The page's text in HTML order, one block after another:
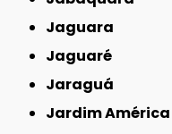
Jaguara
Jaguaré
Jaraguá
Jardim América